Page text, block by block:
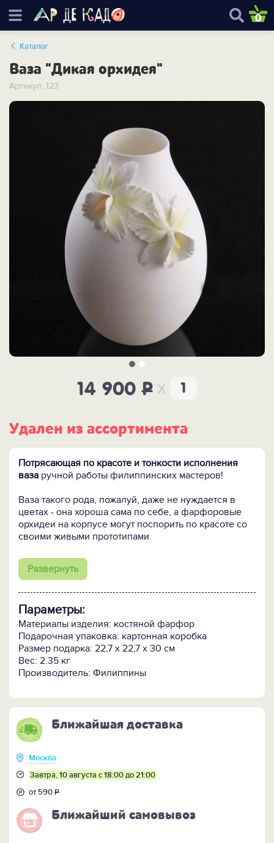
0
Каталог
Ваза "Дикая орхидея"
Артикул: 123
14 900P x
Удален из ассортимента
Потрясающая по красоте и тонкости исполнения
ваза ручной работы филиппинских мастеров!
Ваза такого рода, пожалуй, даже не нуждается в
цветах - она хороша сама по себе, а фарфоровые
орхидеи на корпусе могут поспорить по красоте со
своими живыми прототипами.
Роскошный подарок для роскошной женщины!
еще чаще - белым золотом. Страной происхождения
костного фарфора является Англия, но выполнены
изделия в лучших традициях элитного китайского
фарфора.
Развернуть
Параметры:
Материалы изделия: костяной фарфор
Подарочная упаковка: картонная коробка
Размер подарка: 22,7 х 22,7 х 30 см
Вес: 2.35 кг
Производитель: Филиппины
Ближайшая доставка
Москва
Завтра, 10 августа с 18:00 до 21:00
от 590Р
Ближайший самовывоз